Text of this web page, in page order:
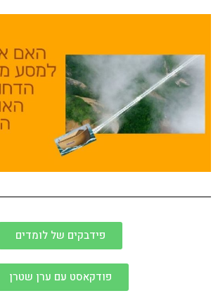
פידבקים של לומדים
פודקאסט עם ערן שטרן